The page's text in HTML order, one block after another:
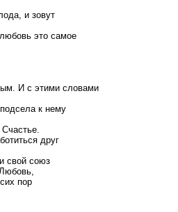
и зовут
это самое
И с этими словами
к нему
друг
свой союз
пор